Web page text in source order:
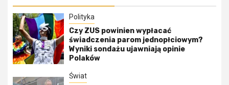
Polityka
Czy ZUS powinien wypłacać
świadczenia parom jednopłciowym?
Wyniki sondażu ujawniają opinie
Polaków
Świat